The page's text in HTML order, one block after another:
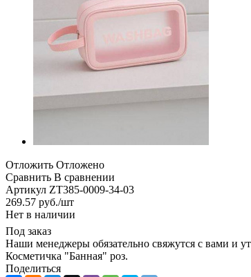
Отложить Отложено
Сравнить В сравнении
Артикул ZT385-0009-34-03
269.57 руб./шт
Нет в наличии
Под заказ
Наши менеджеры обязательно свяжутся с вами и
Косметичка "Банная" роз.
Поделиться